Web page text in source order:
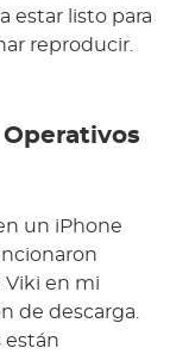
estar listo para
reproducir.
un iPhone
Viki en mi
de descarga.
están